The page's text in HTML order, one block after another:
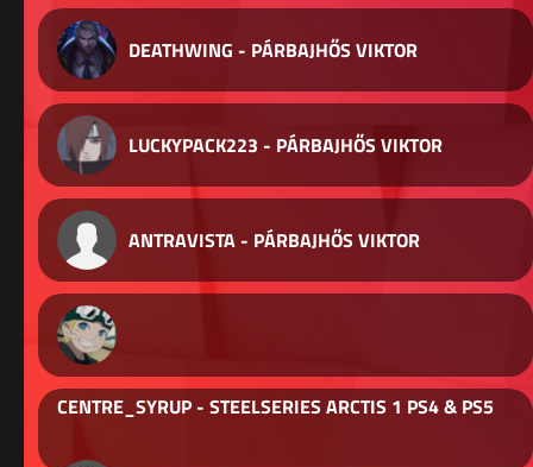
DEATHWING - PÁRBAJHŐS VIKTOR
LUCKYPACK223 - PÁRBAJHŐS VIKTOR
ANTRAVISTA - PÁRBAJHŐS VIKTOR
CENTRE_SYRUP - STEELSERIES ARCTIS 1 PS4 & PS5